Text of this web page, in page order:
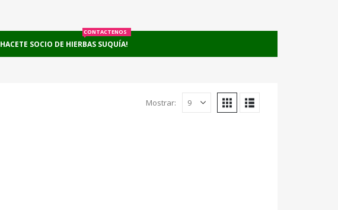
HACETE SOCIO DE HIERBAS SUQUÍA!
CONTACTENOS
Mostrar: